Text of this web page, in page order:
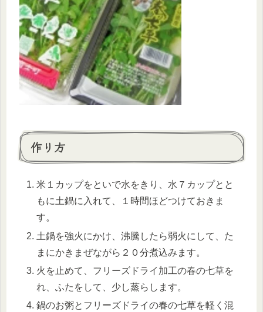
作り方
米１カップをといで水をきり、水７カップとと
もに土鍋に入れて、１時間ほどつけておきま
す。
土鍋を強火にかけ、沸騰したら弱火にして、た
まにかきまぜながら２０分煮込みます。
火を止めて、フリーズドライ加工の春の七草を
れ、ふたをして、少し蒸らします。
鍋のお粥とフリーズドライの春の七草を軽く混